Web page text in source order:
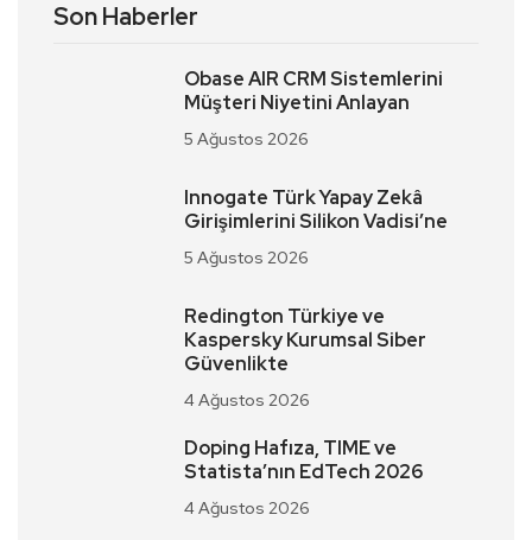
Son Haberler
Obase AIR CRM Sistemlerini
Müşteri Niyetini Anlayan
5 Ağustos 2026
Innogate Türk Yapay Zekâ
Girişimlerini Silikon Vadisi’ne
5 Ağustos 2026
Redington Türkiye ve
Kaspersky Kurumsal Siber
Güvenlikte
4 Ağustos 2026
Doping Hafıza, TIME ve
Statista’nın EdTech 2026
4 Ağustos 2026